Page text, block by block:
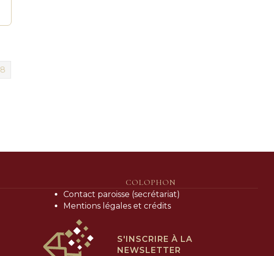
8
COLOPHON
Contact paroisse (secrétariat)
Mentions légales et crédits
S'INSCRIRE À LA
NEWSLETTER